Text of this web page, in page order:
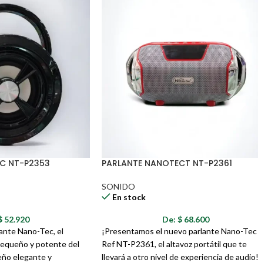
de carga debe ser de 6 a 8 horas .
NT-P2353
52.920
Nano-Tec, el
y potente del
elegante y
PARLANTE NANOTECT NT-P2361
SONIDO
En stock
De: $68.600
¡Presentamos el nuevo parlante Nano-Tec
Ref NT-P2361, el altavoz portátil que te
llevará a otro nivel de experiencia de audio!